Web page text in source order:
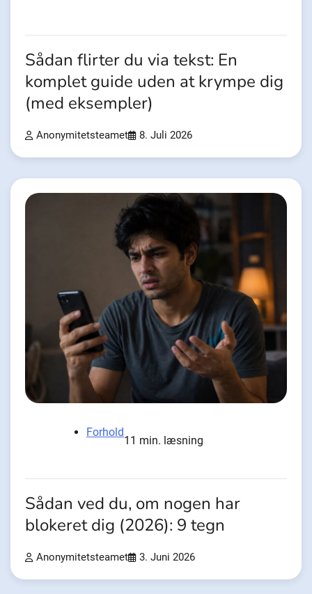
Sådan flirter du via tekst: En
komplet guide uden at krympe dig
(med eksempler)
Anonymitetsteamet 8. Juli 2026
Forhold
11 min. læsning
Sådan ved du, om nogen har
blokeret dig (2026): 9 tegn
Anonymitetsteamet 3. Juni 2026